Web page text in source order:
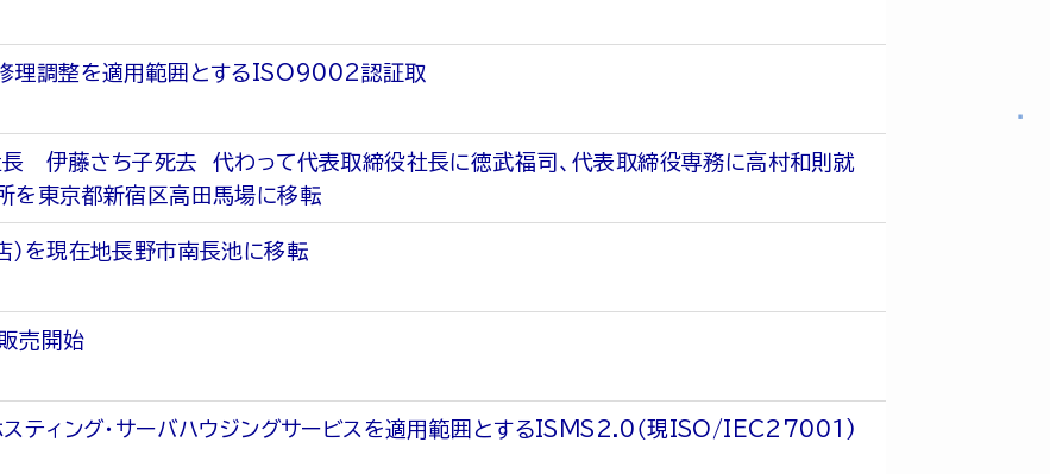
理調整を適用範囲とするISO9002認証取
伊藤さち子死去 代わって代表取締役社長に徳武福司、代表取締役専務に高村和則就
東京都新宿区高田馬場に移転
を現在地長野市南長池に移転
売開始
ティング・サーバハウジングサービスを適用範囲とするISMS2.0（現ISO/IEC27001)